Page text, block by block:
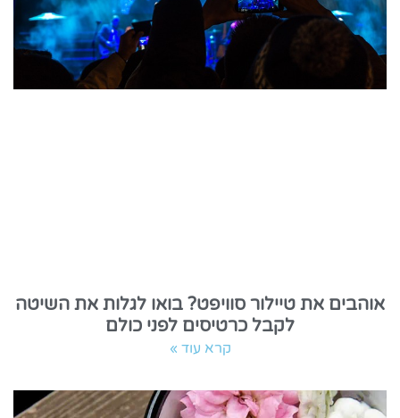
אוהבים את טיילור סוויפט? בואו לגלות את השיטה
לקבל כרטיסים לפני כולם
קרא עוד »